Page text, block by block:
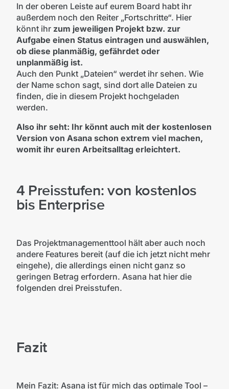
In der oberen Leiste auf eurem Board habt ihr
außerdem noch den Reiter „Fortschritte“. Hier
könnt ihrzum jeweiligen Projekt bzw. zur
Aufgabe einen Status eintragen und auswählen,
ob diese planmäßig, gefährdet oder
unplanmäßig ist.
Auch den Punkt „Dateien“ werdet ihr sehen. Wie
der Name schon sagt, sind dort alle Dateien zu
finden, die in diesem Projekt hochgeladen
werden.
Also ihr seht: Ihr könnt auch mit der kostenlosen
Version von Asana schon extrem viel machen,
womit ihr euren Arbeitsalltag erleichtert.
4 Preisstufen: von kostenlos
bis Enterprise
Das Projektmanagementtool hält aber auch noch
andere Features bereit (auf die ich jetzt nicht mehr
eingehe), die allerdings einen nicht ganz so
geringen Betrag erfordern. Asana hat hier die
folgenden drei Preisstufen.
Fazit
Mein Fazit: Asana ist für mich das optimale Tool –